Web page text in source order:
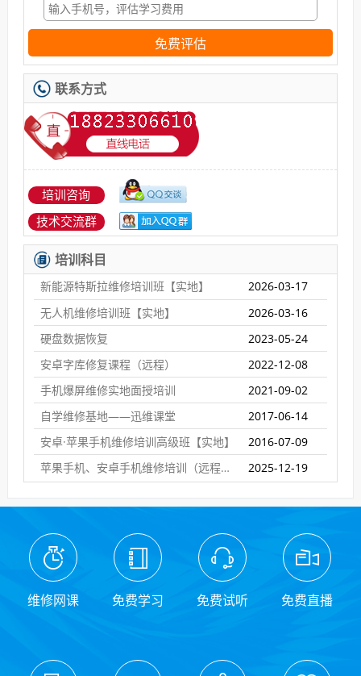
免费评估
联系方式
培训咨询
技术交流群
培训科目
新能源特斯拉维修培训班【实地】
2026-03-17
无人机维修培训班【实地】
2026-03-16
硬盘数据恢复
2023-05-24
安卓字库修复课程（远程）
2022-12-08
手机爆屏维修实地面授培训
2021-09-02
自学维修基地——迅维课堂
2017-06-14
安卓·苹果手机维修培训高级班【实地】
2016-07-09
苹果手机、安卓手机维修培训（远程网络班）
2025-12-19
维修网课 免费学习 免费试听 免费直播